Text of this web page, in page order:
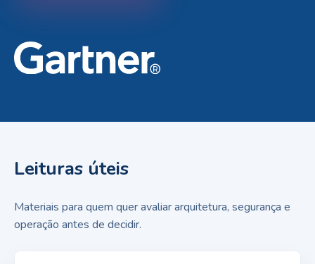
Leituras úteis
Materiais para quem quer avaliar arquitetura, segurança e
operação antes de decidir.